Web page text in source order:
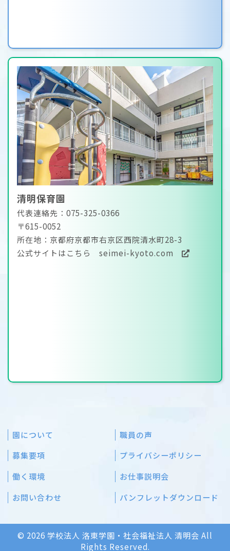
清明保育園
代表連絡先：075-325-0366
〒615-0052
所在地：京都府京都市右京区西院清水町28-3
公式サイトはこちら seimei-kyoto.com
園について
職員の声
募集要項
プライバシーポリシー
働く環境
お仕事説明会
お問い合わせ
パンフレットダウンロード
© 2026 学校法人 洛東学園・社会福祉法人 清明会 All
Rights Reserved.